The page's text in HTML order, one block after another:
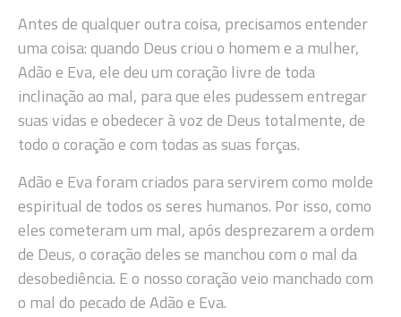
Antes de qualquer outra coisa, precisamos entender
uma coisa: quando Deus criou o homem e a mulher,
Adão e Eva, ele deu um coração livre de toda
inclinação ao mal, para que eles pudessem entregar
suas vidas e obedecer à voz de Deus totalmente, de
todo o coração e com todas as suas forças.
Adão e Eva foram criados para servirem como molde
espiritual de todos os seres humanos. Por isso, como
eles cometeram um mal, após desprezarem a ordem
de Deus, o coração deles se manchou com o mal da
desobediência. E o nosso coração veio manchado com
o mal do pecado de Adão e Eva.